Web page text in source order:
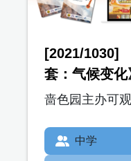
[2021/1030]
套：气候变
Kit for
啬色园主办可
中学